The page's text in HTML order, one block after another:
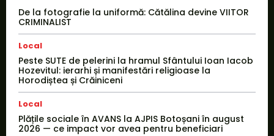
De la fotografie la uniformă: Cătălina devine VIITOR
CRIMINALIST
Local
Peste SUTE de pelerini la hramul Sfântului Ioan Iacob
Hozevitul: ierarhi și manifestări religioase la
Horodiștea și Crăiniceni
Local
Plățile sociale în AVANS la AJPIS Botoșani în august
2026 — ce impact vor avea pentru beneficiari